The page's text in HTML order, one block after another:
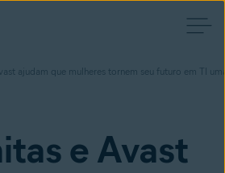
ajudam que mulheres tornem seu futuro em TI
e Avast